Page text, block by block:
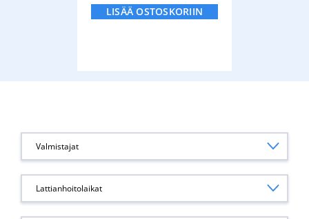
LISÄÄ OSTOSKORIIN
Valmistajat
Lattianhoitolaikat